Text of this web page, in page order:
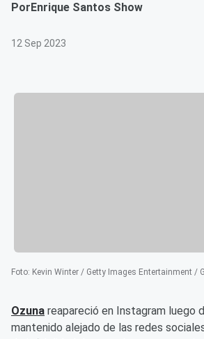
PorEnrique Santos Show
12 Sep 2023
Foto: Kevin Winter / Getty Images Entertainment /
Ozuna reapareció en Instagram luego
mantenido alejado de las redes